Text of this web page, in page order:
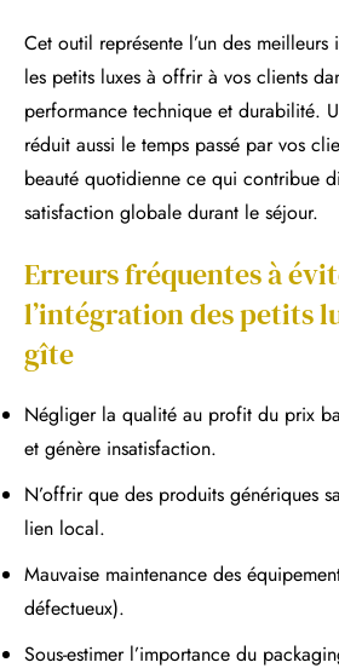
Cet outil représente l’un des meilleurs
les petits luxes à offrir à vos clients
performance technique et durabilité.
réduit aussi le temps passé par vos
beauté quotidienne ce qui contribue
satisfaction globale durant le séjour.
Erreurs fréquentes à
l’intégration des petits
gîte
Négliger la qualité au profit du prix
et génère insatisfaction.
N’offrir que des produits génériques
lien local.
Mauvaise maintenance des
défectueux).
Sous-estimer l’importance du